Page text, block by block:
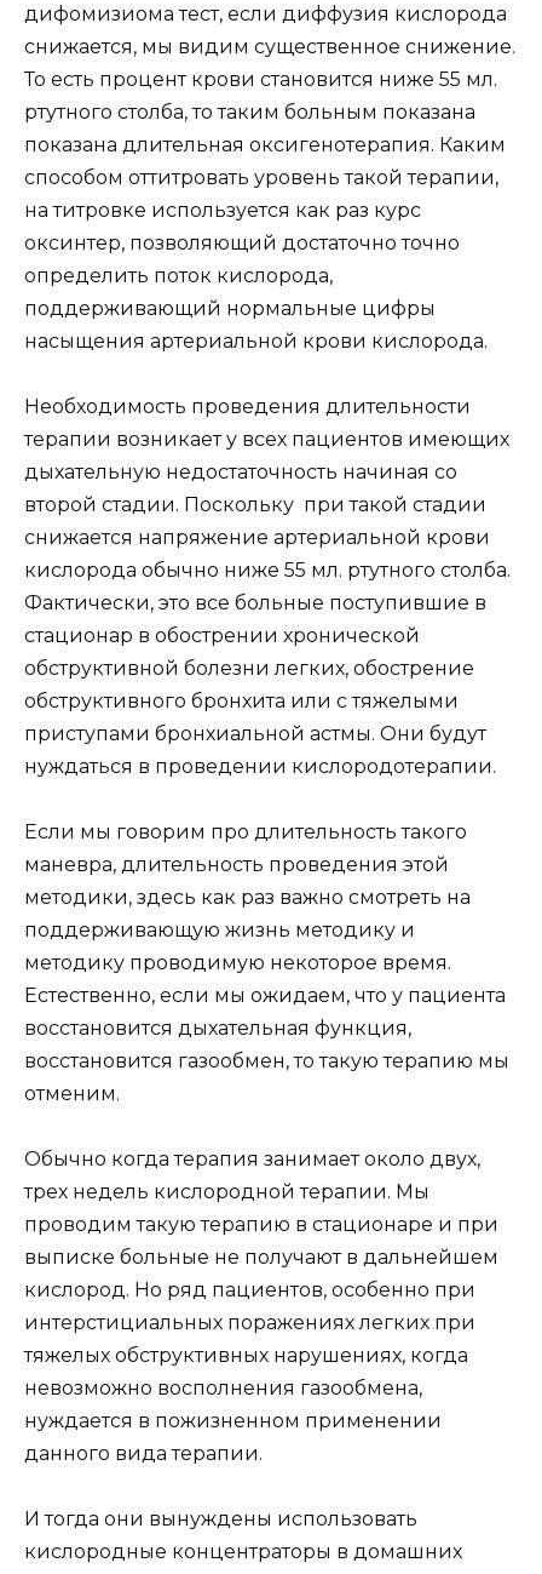
дифомизиома тест, если диффузия кислорода
снижается, мы видим существенное снижение.
То есть процент крови становится ниже 55 мл.
ртутного столба, то таким больным показана
показана длительная оксигенотерапия. Каким
способом оттитровать уровень такой терапии,
на титровке используется как раз курс
оксинтер, позволяющий достаточно точно
определить поток кислорода,
поддерживающий нормальные цифры
насыщения артериальной крови кислорода.
Необходимость проведения длительности
терапии возникает у всех пациентов имеющих
дыхательную недостаточность начиная со
второй стадии. Поскольку при такой стадии
снижается напряжение артериальной крови
кислорода обычно ниже 55 мл. ртутного столба.
Фактически, это все больные поступившие в
стационар в обострении хронической
обструктивной болезни легких, обострение
обструктивного бронхита или с тяжелыми
приступами бронхиальной астмы. Они будут
нуждаться в проведении кислородотерапии.
Если мы говорим про длительность такого
маневра, длительность проведения этой
методики, здесь как раз важно смотреть на
поддерживающую жизнь методику и
методику проводимую некоторое время.
Естественно, если мы ожидаем, что у пациента
восстановится дыхательная функция,
восстановится газообмен, то такую терапию мы
отменим.
Обычно когда терапия занимает около двух,
трех недель кислородной терапии. Мы
проводим такую терапию в стационаре и при
выписке больные не получают в дальнейшем
кислород. Но ряд пациентов, особенно при
интерстициальных поражениях легких при
тяжелых обструктивных нарушениях, когда
невозможно восполнения газообмена,
нуждается в пожизненном применении
данного вида терапии.
И тогда они вынуждены использовать
кислородные концентраторы в домашних